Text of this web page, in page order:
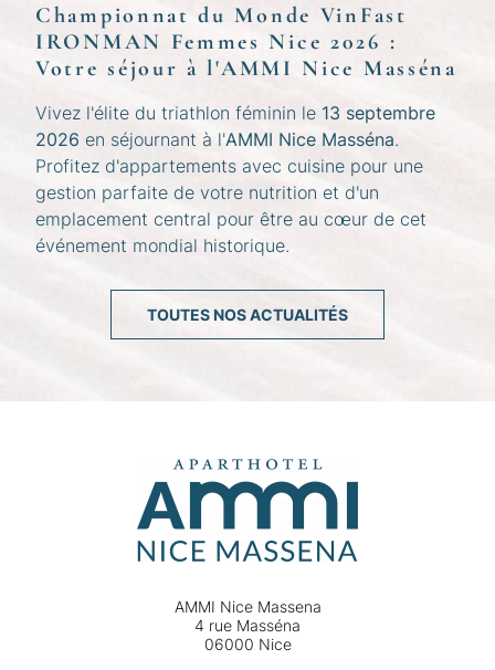
Championnat du Monde VinFast
IRONMAN Femmes Nice 2026 :
Votre séjour à l'AMMI Nice Masséna
Vivez l'élite du triathlon féminin le 13 septembre
2026 en séjournant à l'AMMI Nice Masséna.
Profitez d'appartements avec cuisine pour une
gestion parfaite de votre nutrition et d'un
emplacement central pour être au cœur de cet
événement mondial historique.
TOUTES NOS ACTUALITÉS
AMMI Nice Massena
4 rue Masséna
06000 Nice